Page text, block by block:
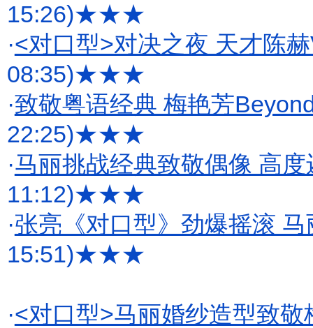
15:26)★★★
·<对口型>对决之夜 天才陈
08:35)★★★
·致敬粤语经典 梅艳芳
22:25)★★★
·马丽挑战经典致敬偶像 高
11:12)★★★
·张亮《对口型》劲爆摇滚
15:51)★★★
·<对口型>马丽婚纱造型致